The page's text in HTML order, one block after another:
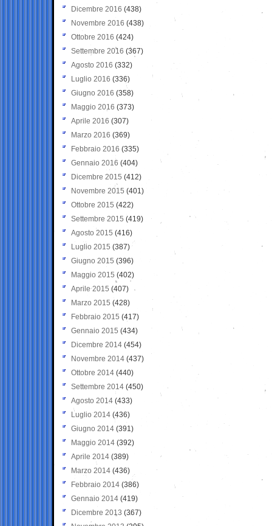
Dicembre 2016 (438)
Novembre 2016 (438)
Ottobre 2016 (424)
Settembre 2016 (367)
Agosto 2016 (332)
Luglio 2016 (336)
Giugno 2016 (358)
Maggio 2016 (373)
Aprile 2016 (307)
Marzo 2016 (369)
Febbraio 2016 (335)
Gennaio 2016 (404)
Dicembre 2015 (412)
Novembre 2015 (401)
Ottobre 2015 (422)
Settembre 2015 (419)
Agosto 2015 (416)
Luglio 2015 (387)
Giugno 2015 (396)
Maggio 2015 (402)
Aprile 2015 (407)
Marzo 2015 (428)
Febbraio 2015 (417)
Gennaio 2015 (434)
Dicembre 2014 (454)
Novembre 2014 (437)
Ottobre 2014 (440)
Settembre 2014 (450)
Agosto 2014 (433)
Luglio 2014 (436)
Giugno 2014 (391)
Maggio 2014 (392)
Aprile 2014 (389)
Marzo 2014 (436)
Febbraio 2014 (386)
Gennaio 2014 (419)
Dicembre 2013 (367)